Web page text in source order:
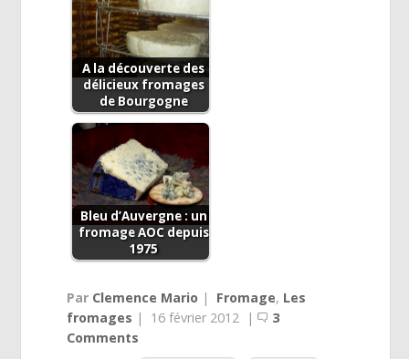
A la découverte des
délicieux fromages
de Bourgogne
Bleu d’Auvergne : un
fromage AOC depuis
1975
Par Clemence Mario | Fromage, Les
fromages | 16 février 2012 |
3
Comments